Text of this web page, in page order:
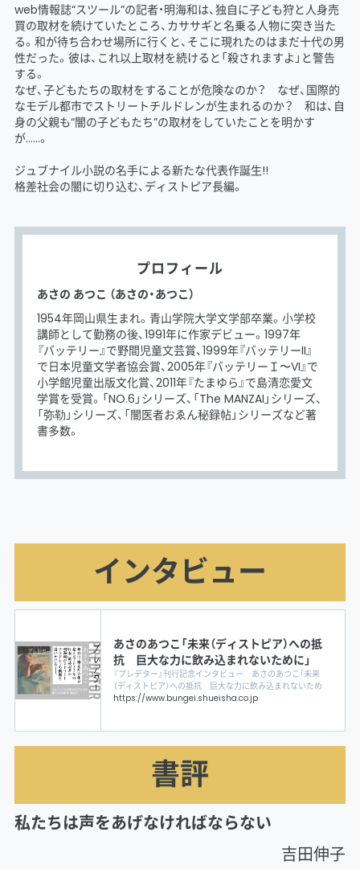
web情報誌“スツール”の記者・明海和は、独自に子ども狩と人身売
買の取材を続けていたところ、カササギと名乗る人物に突き当た
る。和が待ち合わせ場所に行くと、そこに現れたのはまだ十代の男
性だった。彼は、これ以上取材を続けると「殺されますよ」と警告
する。
なぜ、子どもたちの取材をすることが危険なのか？ なぜ、国際的
なモデル都市でストリートチルドレンが生まれるのか？ 和は、自
身の父親も“闇の子どもたち”の取材をしていたことを明かす
が……。
ジュブナイル小説の名手による新たな代表作誕生!!
格差社会の闇に切り込む、ディストピア長編。
プロフィール
あさの あつこ （あさの・あつこ）
1954年岡山県生まれ。青山学院大学文学部卒業。小学校
講師として勤務の後、1991年に作家デビュー。1997年
『バッテリー』で野間児童文芸賞、1999年『バッテリーII』
で日本児童文学者協会賞、2005年『バッテリーＩ〜VI』で
小学館児童出版文化賞、2011年『たまゆら』で島清恋愛文
学賞を受賞。「NO.6」シリーズ、「The MANZAI」シリーズ、
「弥勒」シリーズ、「闇医者おゑん秘録帖」シリーズなど著
書多数。
インタビュー
あさのあつこ「未来（ディストピア）への抵
抗 巨大な力に飲み込まれないために」
『プレデター』刊行記念インタビュー あさのあつこ「未来
（ディストピア）への抵抗 巨大な力に飲み込まれないため
に」 のページです。集英社 文芸ステーションは集英社が刊行
についてより深く知るためのコンテンツをお届けします。こ
こでしか読めない小説、エッセイなどの連載も随時更新。
https://www.bungei.shueisha.co.jp
書評
私たちは声をあげなければならない
吉田伸子